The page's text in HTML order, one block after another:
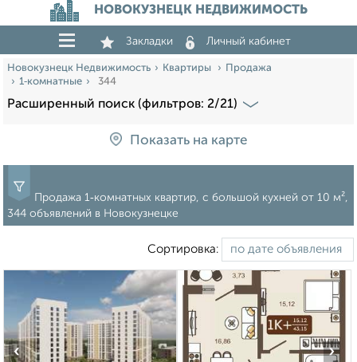
НОВОКУЗНЕЦК НЕДВИЖИМОСТЬ
Закладки Личный кабинет
Новокузнецк Недвижимость Квартиры
Продажа
1‑комнатные
344
Расширенный поиск (фильтров: 2/21)
Показать на карте
Продажа 1‑комнатных квартир, c большой кухней от 10 м²,
344 объявлений в Новокузнецке
Сортировка:
‹ ›